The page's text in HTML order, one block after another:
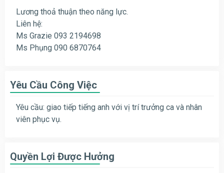
Lương thoả thuận theo năng lực.
Liên hệ:
Ms Grazie 093 2194698
Ms Phụng 090 6870764
Yêu Cầu Công Việc
Yêu cầu: giao tiếp tiếng anh với vị trí trưởng ca và nhân
viên phục vụ.
Quyền Lợi Được Hưởng